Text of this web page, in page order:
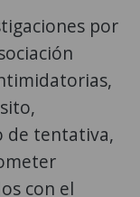
por
de tentativa,
con el